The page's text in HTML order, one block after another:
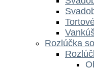
Rozlúčka